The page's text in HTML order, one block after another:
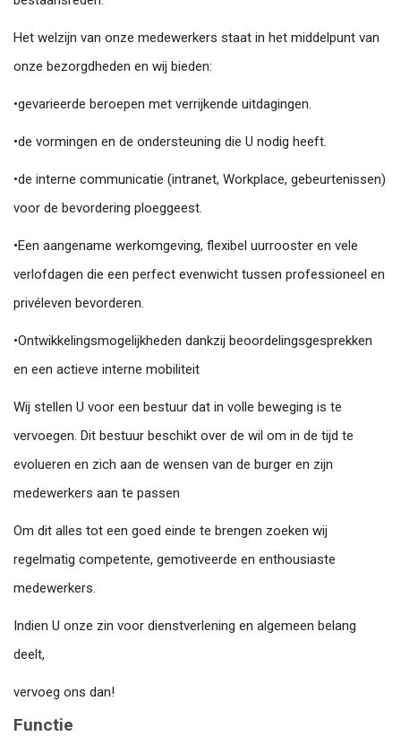
Het welzijn van onze medewerkers staat in het middelpunt van
onze bezorgdheden en wij bieden:
•gevarieerde beroepen met verrijkende uitdagingen.
•de vormingen en de ondersteuning die U nodig heeft.
•de interne communicatie (intranet, Workplace, gebeurtenissen)
voor de bevordering ploeggeest.
•Een aangename werkomgeving, flexibel uurrooster en vele
verlofdagen die een perfect evenwicht tussen professioneel en
privéleven bevorderen.
•Ontwikkelingsmogelijkheden dankzij beoordelingsgesprekken
en een actieve interne mobiliteit
Wij stellen U voor een bestuur dat in volle beweging is te
vervoegen. Dit bestuur beschikt over de wil om in de tijd te
evolueren en zich aan de wensen van de burger en zijn
medewerkers aan te passen
Om dit alles tot een goed einde te brengen zoeken wij
regelmatig competente, gemotiveerde en enthousiaste
medewerkers.
Indien U onze zin voor dienstverlening en algemeen belang
deelt,
vervoeg ons dan!
Functie